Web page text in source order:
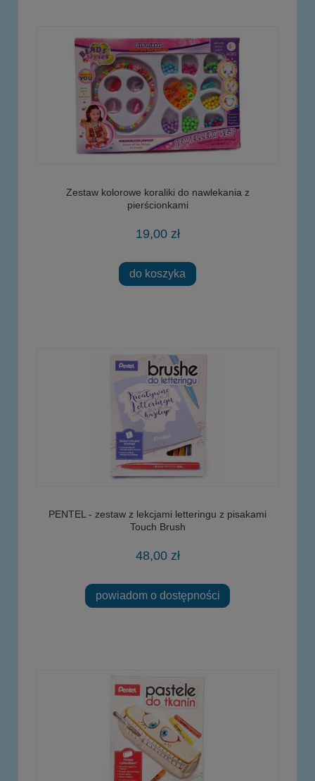
Zestaw kolorowe koraliki do nawlekania z
pierścionkami
19,00 zł
do koszyka
PENTEL - zestaw z lekcjami letteringu z pisakami
Touch Brush
48,00 zł
powiadom o dostępności